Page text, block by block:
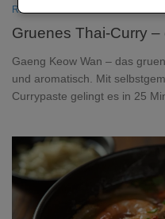
REZEPTIDEEN
Gruenes Thai-Curry
Gaeng Keow Wan – das
und aromatisch. Mit
Currypaste gelingt es in 25